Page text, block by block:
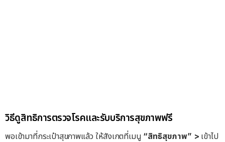
วิธีดูสิทธิการตรวจโรคและรับบริการสุขภาพฟรี
พอเข้ามาที่กระเป๋าสุขภาพแล้ว ให้สังเกตที่เมนู “สิทธิสุขภาพ” > เข้าไป